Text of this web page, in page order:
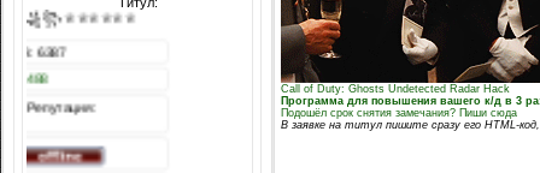
♕♕♕♕♕♕꧁꧂♕♕♕♕♕♕
Call of Duty: Ghosts Undetected Radar Hack
Программа для повышения вашего к/д в 3
Подошёл срок снятия замечания? Пиши сюда
В заявке на титул пишите сразу его HTML-